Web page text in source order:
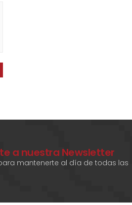
a nuestra Newsletter
mantenerte al día de todas las